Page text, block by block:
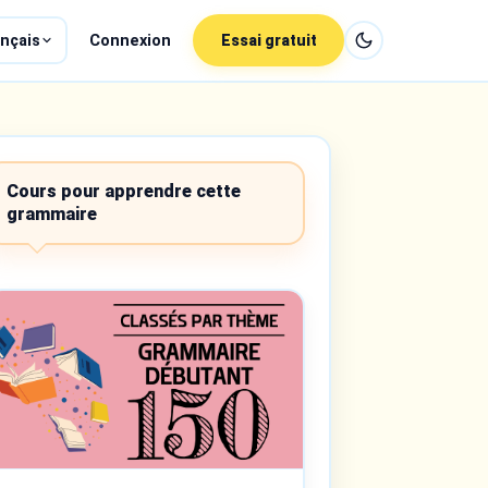
Connexion Essai gratuit
Cours pour apprendre cette
grammaire